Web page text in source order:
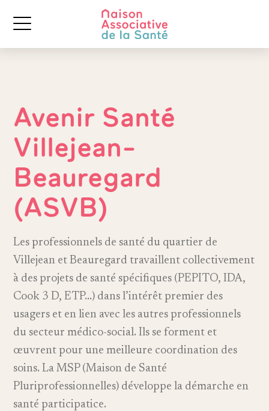
Avenir Santé
Villejean-
Beauregard
(ASVB)
Les professionnels de santé du quartier de
Villejean et Beauregard travaillent collectivement
à des projets de santé spécifiques (PEPITO, IDA,
Cook 3 D, ETP…) dans l’intérêt premier des
usagers et en lien avec les autres professionnels
du secteur médico-social. Ils se forment et
œuvrent pour une meilleure coordination des
soins. La MSP (Maison de Santé
Pluriprofessionnelles) développe la démarche en
santé participatice.